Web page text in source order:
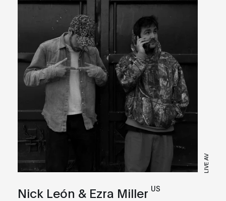
LIVE AV
Nick León & Ezra Miller US